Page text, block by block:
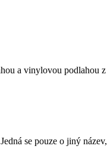
a vinylovou podlahou
se pouze o jiný